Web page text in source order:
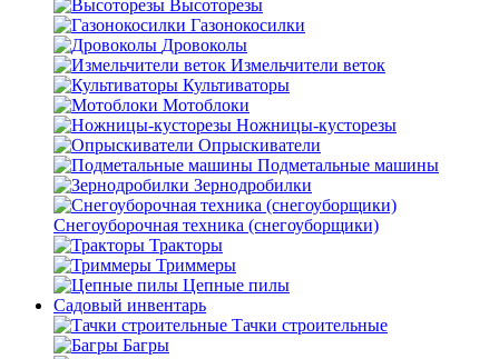
Высоторезы
Газонокосилки
Дровоколы
Измельчители веток
Культиваторы
Мотоблоки
Ножницы-кусторезы
Опрыскиватели
Подметальные машины
Зернодробилки
Снегоуборочная техника (снегоуборщики)
Тракторы
Триммеры
Цепные пилы
Садовый инвентарь
Тачки строительные
Багры